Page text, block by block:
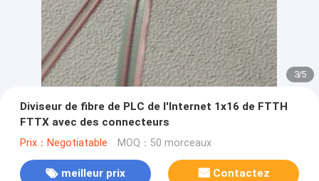
3/5
Diviseur de fibre de PLC de l'Internet 1x16 de FTTH
FTTX avec des connecteurs
Prix：Negotiatable MOQ：50 morceaux
meilleur prix Contactez